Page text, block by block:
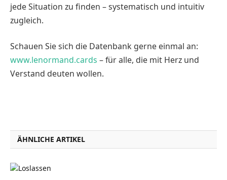
jede Situation zu finden – systematisch und intuitiv
zugleich.
Schauen Sie sich die Datenbank gerne einmal an:
www.lenormand.cards – für alle, die mit Herz und
Verstand deuten wollen.
ÄHNLICHE ARTIKEL